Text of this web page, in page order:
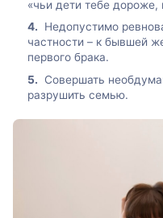
«чьи дети тебе дороже,
Недопустимо
частности – к бывшей
первого брака.
Совершать
разрушить семью.